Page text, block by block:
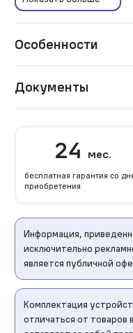
Особенности
Документы
24 мес.
бесплатная гарантия со
приобретения
Информация,
исключительно
является публичной
Комплектация
отличаться от товаров